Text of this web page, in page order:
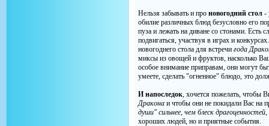
Нельзя забывать и про новогодний стол -
обилие различных блюд безусловно его
пуза и лежать на диване со стонами. Есть
подвигаться, участвуя в играх и
новогоднего стола для встречи года
миксы из овощей и фруктов, насколько
особое внимание приправам, они могут
умеете, сделать "огненное" блюдо, это
И напоследок, хочется пожелать, чтобы
Дракона и чтобы они не покидали Вас на
души" сильнее, чем блеск драгоценностей,
хороших людей, но и приятные события.